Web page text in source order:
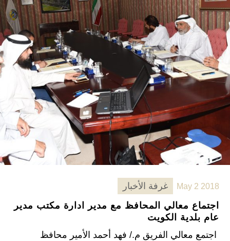
May 2 2018
غرفة الأخبار
اجتماع معالي المحافظ مع مدير ادارة مكتب مدير
عام بلدية الكويت
اجتمع معالي الفريق م./ فهد أحمد الأمير محافظ